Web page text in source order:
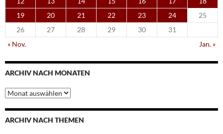
19
20 21 22 23 24
25
26
27 28 29 30
31
« Nov.
Jan. »
ARCHIV NACH MONATEN
Archiv
nach
Monaten
ARCHIV NACH THEMEN